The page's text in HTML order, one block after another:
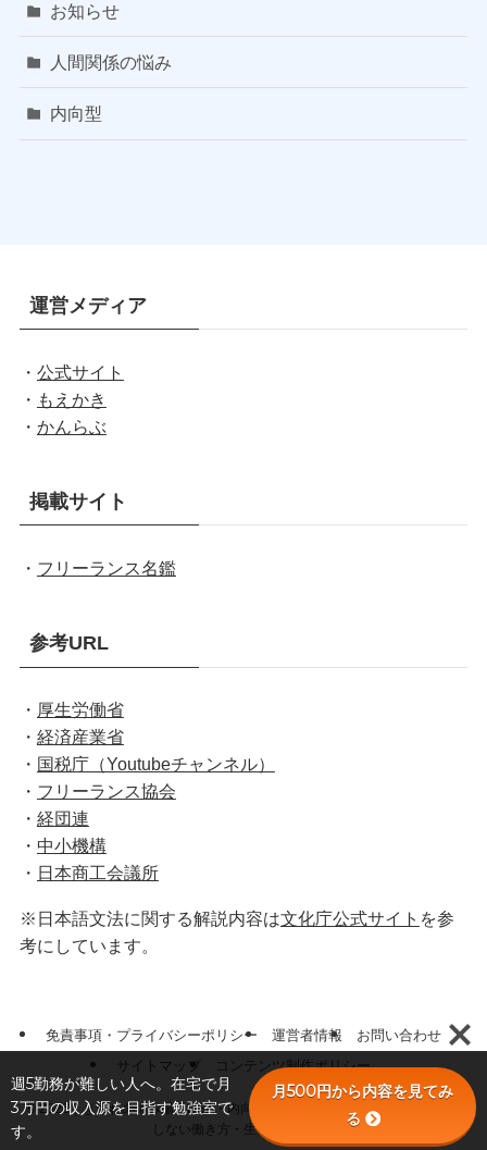
お知らせ
人間関係の悩み
内向型
運営メディア
・ 公式サイト
・ もえかき
・ かんらぶ
掲載サイト
・ フリーランス名鑑
参考URL
・ 厚生労働省
・ 経済産業省
・ 国税庁（Youtubeチャンネル）
・ フリーランス協会
・ 経団連
・ 中小機構
・ 日本商工会議所
※日本語文法に関する解説内容は文化庁公式サイト を参
考にしています。
免責事項・プライバシーポリシー 運営者情報
お問い合わせ
サイトマップ
コンテンツ制作ポリシー
©2026｜きつねの休み場｜HSP・内向型・精神的に不調な人のための無理
しない働き方・生き方メディア
週5勤務が難しい人へ。在宅で月
3万円の収入源を目指す勉強室で
す。
月500円から内容を見てみ
る